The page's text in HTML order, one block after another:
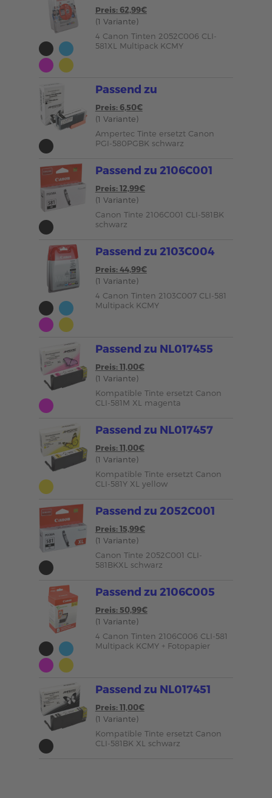
Preis: 62,99€
(1 Variante)
4 Canon Tinten 2052C006 CLI-
581XL Multipack KCMY
Passend zu
Preis: 6,50€
(1 Variante)
Ampertec Tinte ersetzt Canon
PGI-580PGBK schwarz
Passend zu 2106C001
Preis: 12,99€
(1 Variante)
Canon Tinte 2106C001 CLI-581BK
schwarz
Passend zu 2103C004
Preis: 44,99€
(1 Variante)
4 Canon Tinten 2103C007 CLI-581
Multipack KCMY
Passend zu NL017455
Preis: 11,00€
(1 Variante)
Kompatible Tinte ersetzt Canon
CLI-581M XL magenta
Passend zu NL017457
Preis: 11,00€
(1 Variante)
Kompatible Tinte ersetzt Canon
CLI-581Y XL yellow
Passend zu 2052C001
Preis: 15,99€
(1 Variante)
Canon Tinte 2052C001 CLI-
581BKXL schwarz
Passend zu 2106C005
Preis: 50,99€
(1 Variante)
4 Canon Tinten 2106C006 CLI-581
Multipack KCMY + Fotopapier
Passend zu NL017451
Preis: 11,00€
(1 Variante)
Kompatible Tinte ersetzt Canon
CLI-581BK XL schwarz